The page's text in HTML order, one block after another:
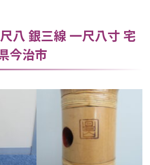
八 銀三線 一尺八寸 宅
今治市